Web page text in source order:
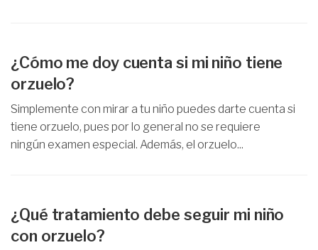
¿Cómo me doy cuenta si mi niño tiene
orzuelo?
Simplemente con mirar a tu niño puedes darte cuenta si
tiene orzuelo, pues por lo general no se requiere
ningún examen especial. Además, el orzuelo...
¿Qué tratamiento debe seguir mi niño
con orzuelo?